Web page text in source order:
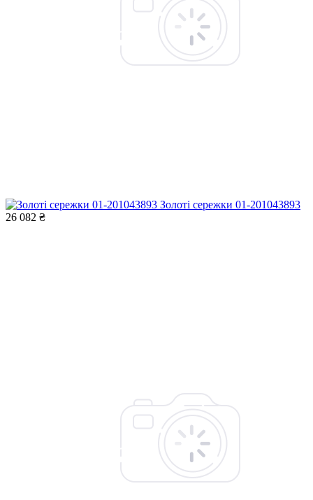
Золоті сережки 01-201043893
26 082 ₴